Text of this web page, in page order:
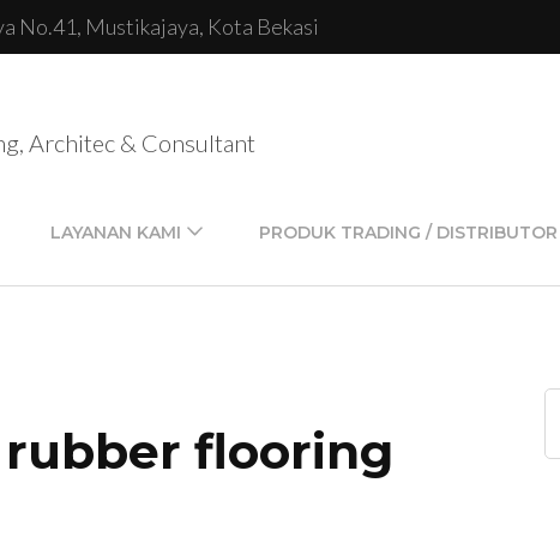
No.41, Mustikajaya, Kota Bekasi
Architec & Consultant
LAYANAN KAMI PRODUK TRADING / DISTRIBUTOR
flooring